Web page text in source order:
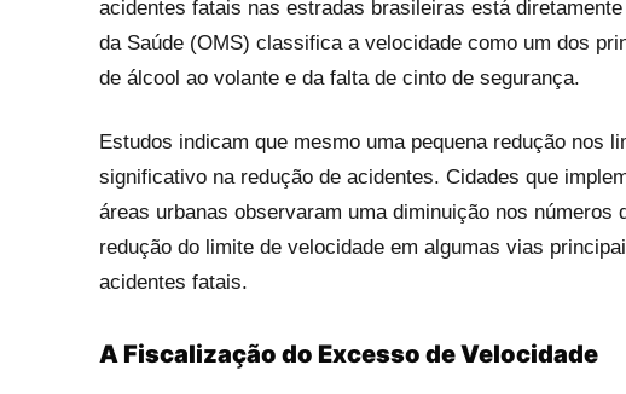
acidentes fatais nas estradas brasileiras está
da Saúde (OMS) classifica a velocidade como um dos
de álcool ao volante e da falta de cinto de segurança.
Estudos indicam que mesmo uma pequena redução nos
significativo na redução de acidentes. Cidades que
áreas urbanas observaram uma diminuição nos
redução do limite de velocidade em algumas vias
acidentes fatais.
A Fiscalização do Excesso de Velocidade